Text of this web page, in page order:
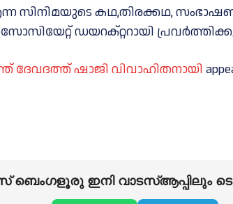
എന്ന സിനിമയുടെ കഥ,തിരക്കഥ,
ഡയറക്റ്ററായി
ദേവദത്ത് ഷാജി വിവാഹിതനായി
ഇനി വാടസ്ആപ്പിലും